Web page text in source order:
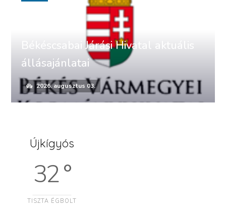
Békéscsabai Járási Hivatal aktuális
állásajánlatai
2026. augusztus 03.
Újkígyós
32 °
TISZTA ÉGBOLT